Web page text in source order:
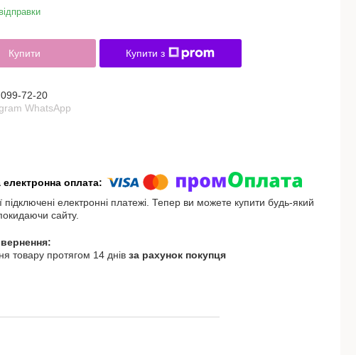
Купити Купити з
72-20
WhatsApp
підключені електронні платежі. Тепер ви можете купити будь-який
сайту.
товару протягом 14 днів за рахунок покупця